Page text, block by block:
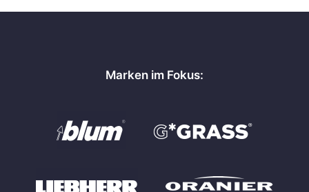
Marken im Fokus: